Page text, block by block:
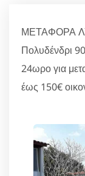
ΜΕΤΑΦΟΡΑ
Πολυδένδρι
24ωρο για
έως 150€